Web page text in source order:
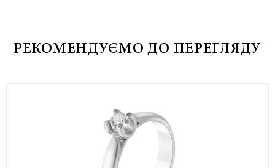
РЕКОМЕНДУЄМО ДО ПЕРЕГЛЯДУ